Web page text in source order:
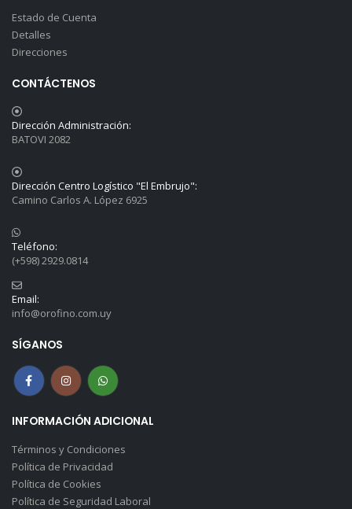
Estado de Cuenta
Detalles
Direcciones
CONTÁCTENOS
Dirección Administración:
BATOVI 2082
Dirección Centro Logístico "El Embrujo":
Camino Carlos A. López 6925
Teléfono:
(+598) 2929.0814
Email:
info@orofino.com.uy
SÍGANOS
INFORMACIÓN ADICIONAL
Términos y Condiciones
Política de Privacidad
Política de Cookies
Política de Seguridad Laboral